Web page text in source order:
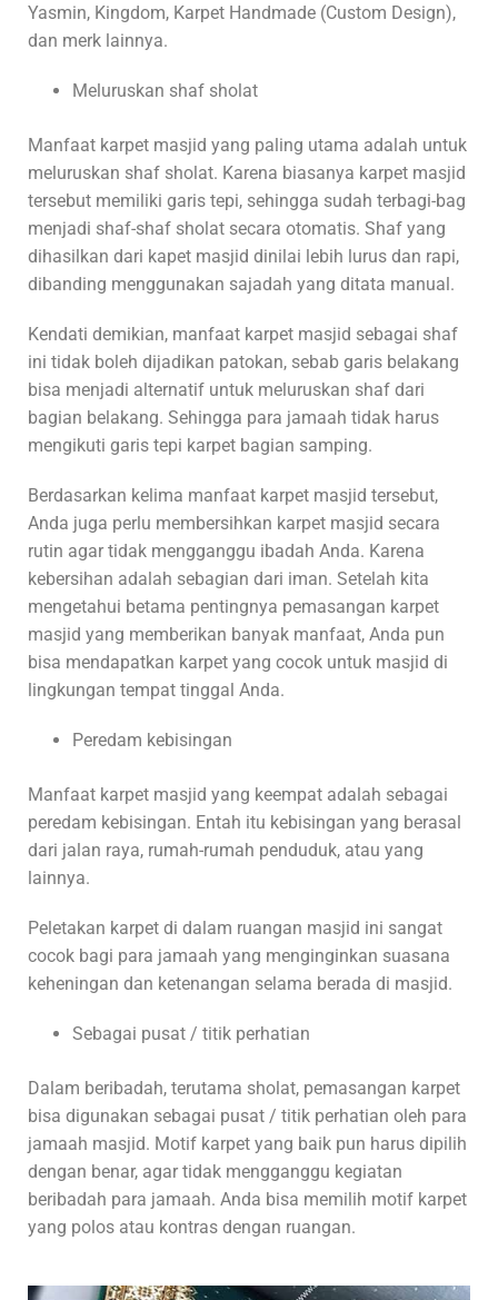
Yasmin, Kingdom, Karpet Handmade (Custom Design),
dan merk lainnya.
Meluruskan shaf sholat
Manfaat karpet masjid yang paling utama adalah untuk
meluruskan shaf sholat. Karena biasanya karpet masjid
tersebut memiliki garis tepi, sehingga sudah terbagi-bag
menjadi shaf-shaf sholat secara otomatis. Shaf yang
dihasilkan dari kapet masjid dinilai lebih lurus dan rapi,
dibanding menggunakan sajadah yang ditata manual.
Kendati demikian, manfaat karpet masjid sebagai shaf
ini tidak boleh dijadikan patokan, sebab garis belakang
bisa menjadi alternatif untuk meluruskan shaf dari
bagian belakang. Sehingga para jamaah tidak harus
mengikuti garis tepi karpet bagian samping.
Berdasarkan kelima manfaat karpet masjid tersebut,
Anda juga perlu membersihkan karpet masjid secara
rutin agar tidak mengganggu ibadah Anda. Karena
kebersihan adalah sebagian dari iman. Setelah kita
mengetahui betama pentingnya pemasangan karpet
masjid yang memberikan banyak manfaat, Anda pun
bisa mendapatkan karpet yang cocok untuk masjid di
lingkungan tempat tinggal Anda.
Peredam kebisingan
Manfaat karpet masjid yang keempat adalah sebagai
peredam kebisingan. Entah itu kebisingan yang berasal
dari jalan raya, rumah-rumah penduduk, atau yang
lainnya.
Peletakan karpet di dalam ruangan masjid ini sangat
cocok bagi para jamaah yang menginginkan suasana
keheningan dan ketenangan selama berada di masjid.
Sebagai pusat / titik perhatian
Dalam beribadah, terutama sholat, pemasangan karpet
bisa digunakan sebagai pusat / titik perhatian oleh para
jamaah masjid. Motif karpet yang baik pun harus dipilih
dengan benar, agar tidak mengganggu kegiatan
beribadah para jamaah. Anda bisa memilih motif karpet
yang polos atau kontras dengan ruangan.